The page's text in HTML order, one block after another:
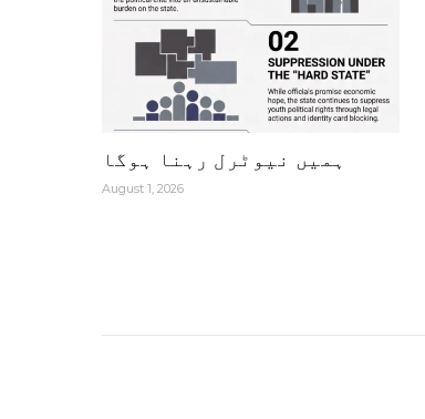
ہمیں نیوٹرل رہنا ہوگا
August 1, 2026